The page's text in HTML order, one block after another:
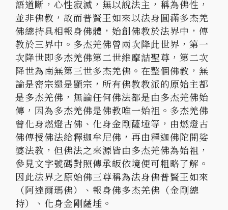
語道斷，心性寂滅，無以說法主，稱為佛性，
並非佛教，故而普賢王如來以法身圓滿多杰羌
佛總持具相報身佛體，始創佛教於法界中，傳
教於三界中。多杰羌佛曾兩次降此世界，第一
次降世即多杰羌佛第二世維摩詰聖尊，第二次
降世為南無第三世多杰羌佛。在整個佛教，無
論是密宗還是顯宗，所有佛教教派的原始主都
是多杰羌佛，無論任何佛法都是由多杰羌佛始
傳，因為多杰羌佛是佛教唯一始祖。多杰羌佛
曾化身燃燈古佛、化身金剛薩埵等，由燃燈古
佛傳授佛法給釋迦牟尼佛，再由釋迦佛陀開娑
婆法教，但佛法之來源皆由多杰羌佛為始祖，
參見文字號碼對照傳承皈依境便可粗略了解。
因此法界之原始佛三尊稱為法身佛普賢王如來
（阿達爾瑪佛）、報身佛多杰羌佛（金剛總
持）、化身金剛薩埵。